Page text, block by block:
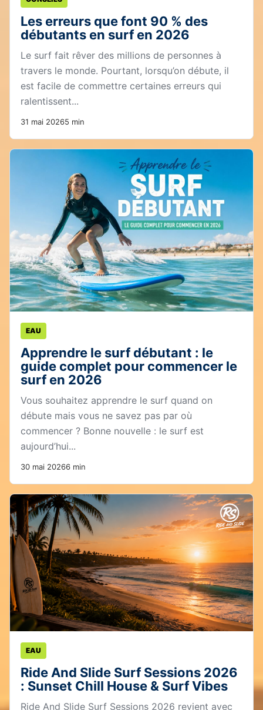
Les erreurs que font 90 % des
débutants en surf en 2026
Le surf fait rêver des millions de personnes à
travers le monde. Pourtant, lorsqu’on débute, il
est facile de commettre certaines erreurs qui
ralentissent...
31 mai 20265 min
EAU
Apprendre le surf débutant : le
guide complet pour commencer le
surf en 2026
Vous souhaitez apprendre le surf quand on
débute mais vous ne savez pas par où
commencer ? Bonne nouvelle : le surf est
aujourd’hui...
30 mai 20266 min
EAU
Ride And Slide Surf Sessions 2026
: Sunset Chill House & Surf Vibes
Ride And Slide Surf Sessions 2026 revient avec